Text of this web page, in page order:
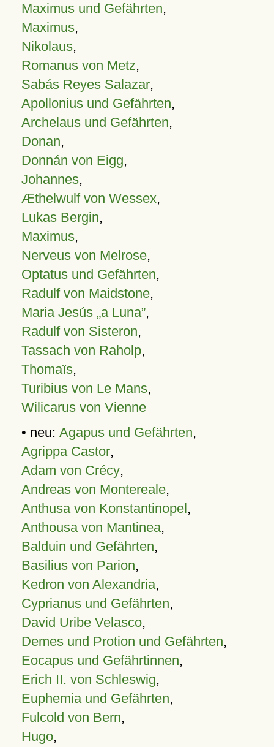
Maximus und Gefährten,
Maximus,
Nikolaus,
Romanus von Metz,
Sabás Reyes Salazar,
Apollonius und Gefährten,
Archelaus und Gefährten,
Donan,
Donnán von Eigg,
Johannes,
Æthelwulf von Wessex,
Lukas Bergin,
Maximus,
Nerveus von Melrose,
Optatus und Gefährten,
Radulf von Maidstone,
Maria Jesús „a Luna”,
Radulf von Sisteron,
Tassach von Raholp,
Thomaïs,
Turibius von Le Mans,
Wilicarus von Vienne
• neu: Agapus und Gefährten,
Agrippa Castor,
Adam von Crécy,
Andreas von Montereale,
Anthusa von Konstantinopel,
Anthousa von Mantinea,
Balduin und Gefährten,
Basilius von Parion,
Kedron von Alexandria,
Cyprianus und Gefährten,
David Uribe Velasco,
Demes und Protion und Gefährten,
Eocapus und Gefährtinnen,
Erich II. von Schleswig,
Euphemia und Gefährten,
Fulcold von Bern,
Hugo,